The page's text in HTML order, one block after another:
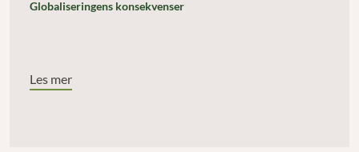
Globaliseringens konsekvenser
Les mer